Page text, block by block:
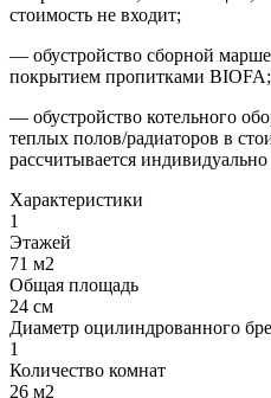
стоимость не входит;
— обустройство сборной
покрытием пропитками BIOFA;
— обустройство котельного
теплых полов/радиаторов в
рассчитывается
Характеристики
1
Этажей
71 м2
Общая площадь
24 см
Диаметр оцилиндрованного
1
Количество комнат
26 м2